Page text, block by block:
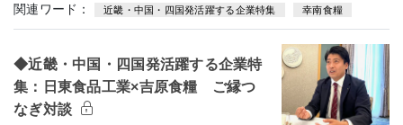
関連ワード： 近畿・中国・四国発活躍する企業特集 幸南食糧
◆近畿・中国・四国発活躍する企業特
集：日東食品工業×吉原食糧 ご縁つ
なぎ対談